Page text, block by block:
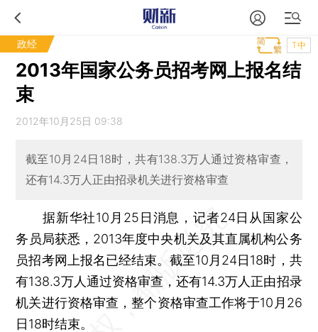
政经 T中
2013年国家公务员招考网上报名结
束
2012年10月25日 09:38
截至10月24日18时，共有138.3万人通过资格审查，
还有14.3万人正由招录机关进行资格审查
据新华社10月25日消息，记者24日从国家公
务员局获悉，2013年度中央机关及其直属机构公务
员招考网上报名已经结束。截至10月24日18时，共
有138.3万人通过资格审查，还有14.3万人正由招录
机关进行资格审查，整个资格审查工作将于10月26
日18时结束。